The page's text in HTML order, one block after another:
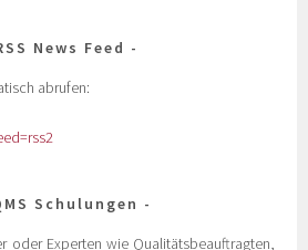
News Feed
abrufen:
Schulungen
oder Experten wie Qualitätsbeauftragten,